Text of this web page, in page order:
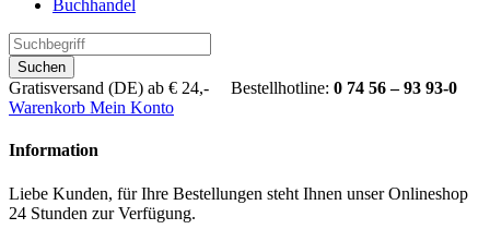
Buchhandel
Suchen
Gratisversand (DE) ab € 24,- Bestellhotline: 0 74 56 – 93 93-0
Warenkorb Mein Konto
Information
Liebe Kunden, für Ihre Bestellungen steht Ihnen unser Onlineshop
24 Stunden zur Verfügung.